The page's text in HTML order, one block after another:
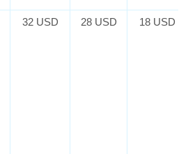
32 USD 28 USD 18 USD